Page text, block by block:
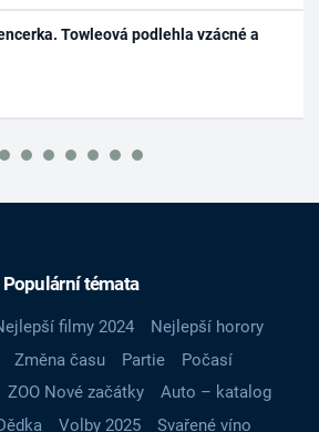
Towleová podlehla vzácné a
Populární témata
filmy 2024
Nejlepší horory
Změna času Partie
Počasí
ZOO Nové začátky
Auto – katalog
Volby 2025
Svařené víno